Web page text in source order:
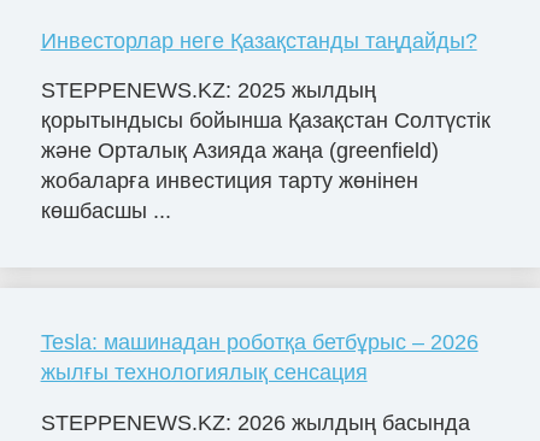
Инвесторлар неге Қазақстанды таңдайды?
STEPPENEWS.KZ: 2025 жылдың
қорытындысы бойынша Қазақстан Солтүстік
және Орталық Азияда жаңа (greenfield)
жобаларға инвестиция тарту жөнінен
көшбасшы ...
Tesla: машинадан роботқа бетбұрыс – 2026
жылғы технологиялық сенсация
STEPPENEWS.KZ: 2026 жылдың басында